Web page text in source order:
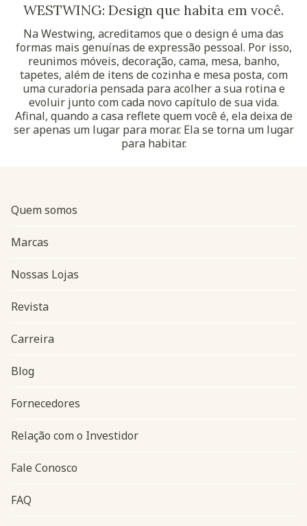
WESTWING: Design que habita em você.
Na Westwing, acreditamos que o design é uma das
formas mais genuínas de expressão pessoal. Por isso,
reunimos móveis, decoração, cama, mesa, banho,
tapetes, além de itens de cozinha e mesa posta, com
uma curadoria pensada para acolher a sua rotina e
evoluir junto com cada novo capítulo de sua vida.
Afinal, quando a casa reflete quem você é, ela deixa de
ser apenas um lugar para morar. Ela se torna um lugar
para habitar.
Navegação do rodapé
Quem somos
Marcas
Nossas Lojas
Revista
Carreira
Blog
Fornecedores
Relação com o Investidor
Fale Conosco
FAQ